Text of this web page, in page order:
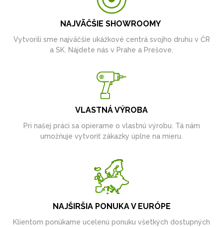
NAJVÄČŠIE SHOWROOMY
Vytvorili sme najväčšie ukážkové centrá svojho druhu v ČR
a SK. Nájdete nás v Prahe a Prešove.
VLASTNÁ VÝROBA
Pri našej práci sa opierame o vlastnú výrobu. Tá nám
umožňuje vytvoriť zákazky úplne na mieru.
NAJŠIRŠIA PONUKA V EURÓPE
Klientom ponúkame ucelenú ponuku všetkých dostupných